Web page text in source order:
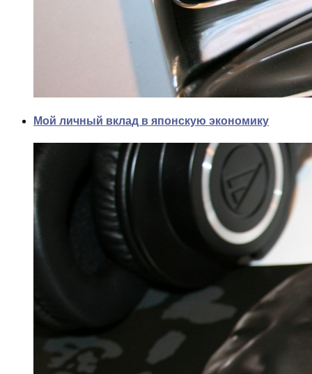
Мой личный вклад в японскую экономику